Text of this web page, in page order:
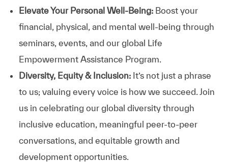
Elevate Your Personal Well-Being:Boost your
financial, physical, and mental well-being through
seminars, events, and our global Life
Empowerment Assistance Program.
Diversity, Equity & Inclusion: It’s not just a phrase
to us; valuing every voice is how we succeed. Join
us in celebrating our global diversity through
inclusive education, meaningful peer-to-peer
conversations, and equitable growth and
development opportunities.